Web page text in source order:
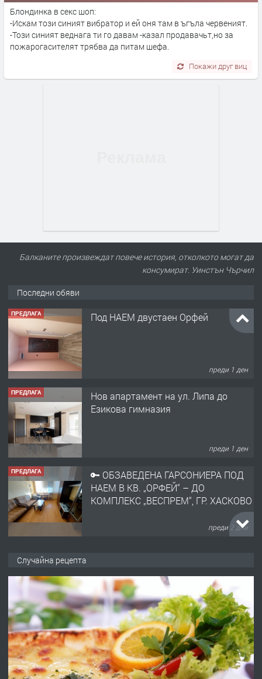
Блондинка в секс шоп:
-Искам този синият вибратор и ей оня там в ъгъла червеният.
-Този синият веднага ти го давам -казал продавачьт,но за
пожарогасителят трябва да питам шефа.
Покажи друг виц
Балканите произвеждат повече история, отколкото могат да
консумират. Уинстън Чърчил
Последни обяви
ПРЕДЛАГА Под НАЕМ двустаен Орфей
преди 1 ден
ПРЕДЛАГА
Нов апартамент на ул. Липа до
Езикова гимназия
преди 1 ден
ПРЕДЛАГА
🔑 ОБЗАВЕДЕНА ГАРСОНИЕРА ПОД
НАЕМ В КВ. „ОРФЕЙ“ – ДО
КОМПЛЕКС „ВЕСПРЕМ“, ГР. ХАСКОВО
преди 2 дни
АПАРТАМЕНТ В ЦЕНТЪРА НА ГР.
ХАСКОВО
преди 3 дни
ПРЕДЛАГА Давам гараж под наем
Случайна рецепта